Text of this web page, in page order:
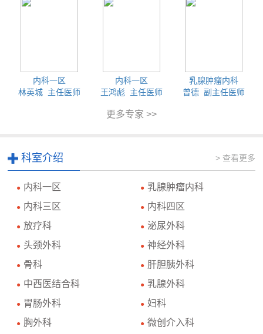
内科一区
林英城 主任医师
内科一区
王鸿彪 主任医师
乳腺肿瘤内科
曾德 副主任医师
更多专家 >>
科室介绍 > 查看更多
● 内科一区 ● 乳腺肿瘤内科
● 内科三区 ● 内科四区
● 放疗科 ● 泌尿外科
● 头颈外科 ● 神经外科
● 骨科 ● 肝胆胰外科
● 中西医结合科 ● 乳腺外科
● 胃肠外科 ● 妇科
● 胸外科 ● 微创介入科